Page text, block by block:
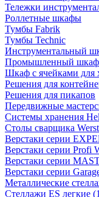
Тележки
Роллетные шкафы
Тумбы Fabrik
Тумбы Technic
Инструментальный
Промышленный шкаф
Шкаф с ячейками для
Решения для
Решения для пикапов
Передвижные
Системы хранения
Столы сварщика
Верстаки серии
Верстаки серии Profi
Верстаки серии
Верстаки серии
Металлические
Стеллажи ES легкие